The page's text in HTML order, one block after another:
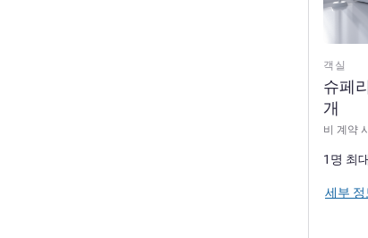
객실
슈페
개
비 계약
1명 최대
세부 정